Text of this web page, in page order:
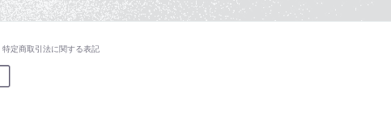
特定商取引法に関する表記